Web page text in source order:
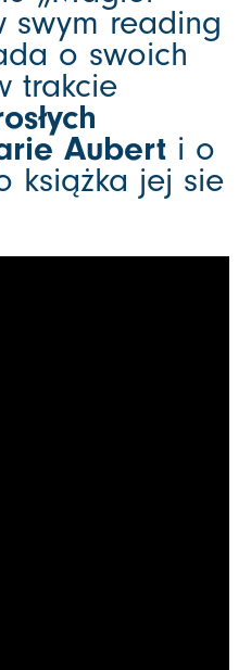
swym reading
o swoich
trakcie
Aubert i o
książka jej sie